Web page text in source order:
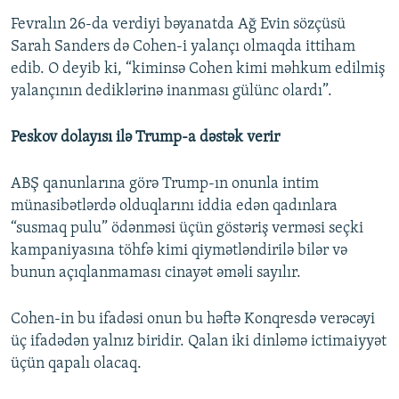
Fevralın 26-da verdiyi bəyanatda Ağ Evin sözçüsü
Sarah Sanders də Cohen-i yalançı olmaqda ittiham
edib. O deyib ki, “kiminsə Cohen kimi məhkum edilmiş
yalançının dediklərinə inanması gülünc olardı”.
Peskov dolayısı ilə Trump-a dəstək verir
ABŞ qanunlarına görə Trump-ın onunla intim
münasibətlərdə olduqlarını iddia edən qadınlara
“susmaq pulu” ödənməsi üçün göstəriş verməsi seçki
kampaniyasına töhfə kimi qiymətləndirilə bilər və
bunun açıqlanmaması cinayət əməli sayılır.
Cohen-in bu ifadəsi onun bu həftə Konqresdə verəcəyi
üç ifadədən yalnız biridir. Qalan iki dinləmə ictimaiyyət
üçün qapalı olacaq.